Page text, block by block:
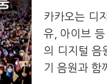
카카오는 디
유
아이브
의 디지털 음
기 음원과 함